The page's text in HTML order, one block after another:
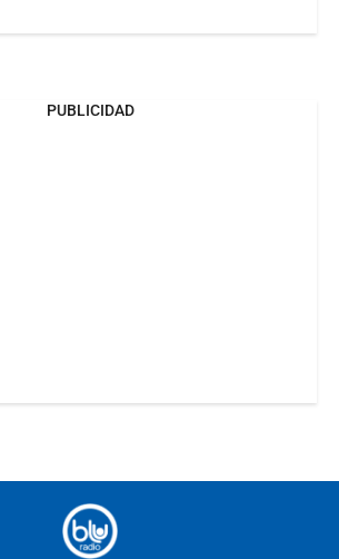
PUBLICIDAD